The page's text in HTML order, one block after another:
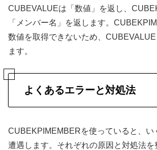
CUBEVALUEは「数値」を返し、
「メンバー名」を返します。
数値を取得できないため、
ます。
よくあるエラーと対処法
CUBEKPIMEMBERを使っていると、い
遭遇します。それぞれの原因と対処法を